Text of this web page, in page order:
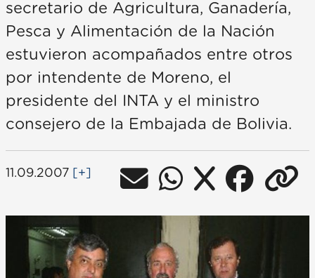
secretario de Agricultura, Ganadería,
Pesca y Alimentación de la Nación
estuvieron acompañados entre otros
por intendente de Moreno, el
presidente del INTA y el ministro
consejero de la Embajada de Bolivia.
11.09.2007 [+]